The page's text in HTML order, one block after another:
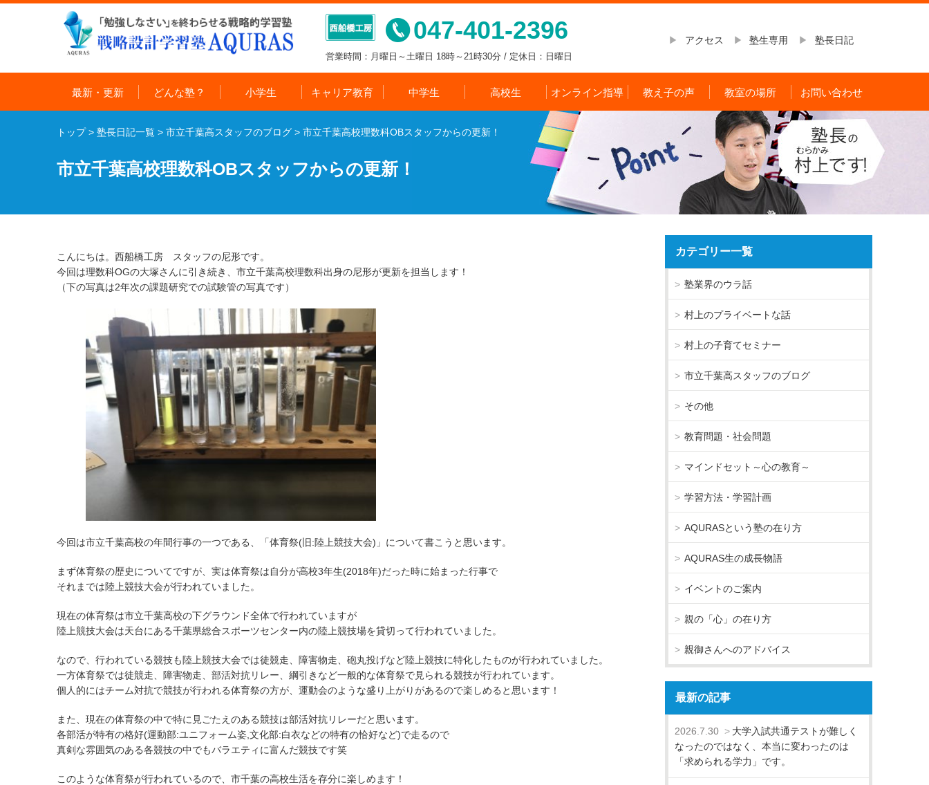
047-401-2396
営業時間：月曜日～土曜日 18時～21時30分 / 定休日：日曜日
アクセス 塾生専用 塾長日記
最新・更新 どんな塾？ 小学生 キャリア教育 中学生 高校生 オンライン指導 教え子の声 教室の場所 お問い合わせ
トップ> 塾長日記一覧 > 市立千葉高スタッフのブログ > 市立千葉高校理数科OBスタッフからの更新！
市立千葉高校理数科OBスタッフからの更新！
こんにちは。西船橋工房 スタッフの尼形です。
今回は理数科OGの大塚さんに引き続き、市立千葉高校理数科出身の尼形が更新を担当します！
（下の写真は2年次の課題研究での試験管の写真です）
今回は市立千葉高校の年間行事の一つである、「体育祭(旧:陸上競技大会)」について書こうと思います。
まず体育祭の歴史についてですが、実は体育祭は自分が高校3年生(2018年)だった時に始まった行事で
それまでは陸上競技大会が行われていました。
現在の体育祭は市立千葉高校の下グラウンド全体で行われていますが
陸上競技大会は天台にある千葉県総合スポーツセンター内の陸上競技場を貸切って行われていました。
なので、行われている競技も陸上競技大会では徒競走、障害物走、砲丸投げなど陸上競技に特化したものが行われていました。
一方体育祭では徒競走、障害物走、部活対抗リレー、綱引きなど一般的な体育祭で見られる競技が行われています。
個人的にはチーム対抗で競技が行われる体育祭の方が、運動会のような盛り上がりがあるので楽しめると思います！
また、現在の体育祭の中で特に見ごたえのある競技は部活対抗リレーだと思います。
各部活が特有の格好(運動部:ユニフォーム姿,文化部:白衣などの特有の恰好など)で走るので
真剣な雰囲気のある各競技の中でもバラエティに富んだ競技です笑
このような体育祭が行われているので、市千葉の高校生活を存分に楽しめます！
カテゴリー一覧
塾業界のウラ話
村上のプライベートな話
村上の子育てセミナー
市立千葉高スタッフのブログ
その他
教育問題・社会問題
マインドセット～心の教育～
学習方法・学習計画
AQURASという塾の在り方
AQURAS生の成長物語
イベントのご案内
親の「心」の在り方
親御さんへのアドバイス
最新の記事
2026.7.30
大学入試共通テストが難しく
なったのではなく、本当に変わったのは
「求められる学力」です。